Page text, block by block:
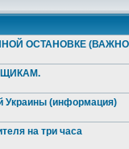
ОСТАНОВКЕ
Украины (информация)
на три часа